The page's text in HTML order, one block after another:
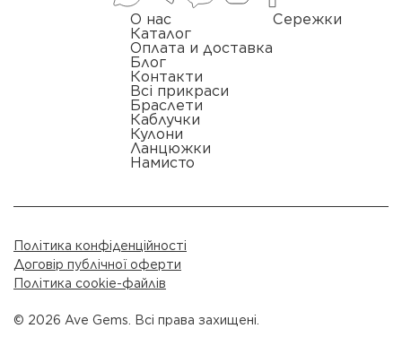
О нас
Каталог
Оплата и доставка
Блог
Контакти
Всі прикраси
Браслети
Каблучки
Кулони
Ланцюжки
Намисто
Сережки
© 2026 Ave Gems. Всі права захищені.
Політика конфіденційності
Договір публічної оферти
Політика cookie-файлів